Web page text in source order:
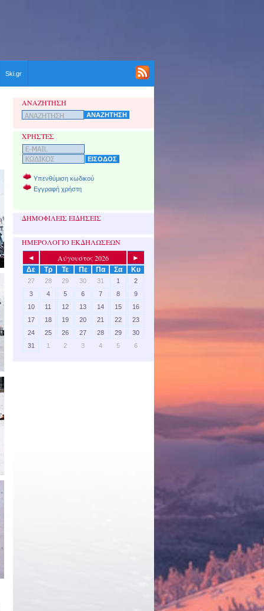
Ski.gr
ΑΝΑΖΗΤΗΣΗ
ΧΡΗΣΤΕΣ
Υπενθύμιση κωδικού
Εγγραφή χρήστη
ΔΗΜΟΦΙΛΕΙΣ ΕΙΔΗΣΕΙΣ
ΗΜΕΡΟΛΟΓΙΟ ΕΚΔΗΛΩΣΕΩΝ
◄ Αύγουστος 2026
►
Δε
Τρ Τε Πε Πα Σα Κυ
27 28 29 30 31 1
2
3
4 5 6 7 8
9
10
11 12 13 14 15
16
17
18 19 20 21 22
23
24
25 26 27 28 29
30
31
1 2 3 4 5 6